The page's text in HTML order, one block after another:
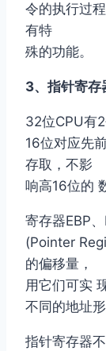
令的执行过
有特
殊的功能。
3、指针寄存
32位CPU有
16位对应先
存取，不影
响高16位的
寄存器EBP
(Pointer
的偏移量，
用它们可实
不同的地址
指针寄存器